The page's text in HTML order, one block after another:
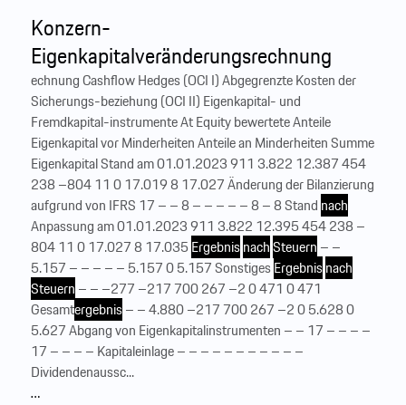
Konzern-
Eigenkapitalveränderungsrechnung
echnung Cashflow Hedges (OCI I) Abgegrenzte Kosten der
Sicherungs-beziehung (OCI II) Eigenkapital- und
Fremdkapital-instrumente At Equity bewertete Anteile
Eigenkapital vor Minderheiten Anteile an Minderheiten Summe
Eigenkapital Stand am 01.01.2023 911 3.822 12.387 454
238 –804 11 0 17.019 8 17.027 Änderung der Bilanzierung
aufgrund von IFRS 17 – – 8 – – – – – 8 – 8 Stand nach
Anpassung am 01.01.2023 911 3.822 12.395 454 238 –
804 11 0 17.027 8 17.035ErgebnisnachSteuern – –
5.157 – – – – – 5.157 0 5.157 SonstigesErgebnisnach
Steuern – – –277 –217 700 267 –2 0 471 0 471
Gesamtergebnis– – 4.880 –217 700 267 –2 0 5.628 0
5.627 Abgang von Eigenkapitalinstrumenten – – 17 – – – –
17 – – – – Kapitaleinlage – – – – – – – – – – –
Dividendenaussc...
…